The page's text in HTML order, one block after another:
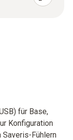
für Base,
Konfiguration
Fühlern